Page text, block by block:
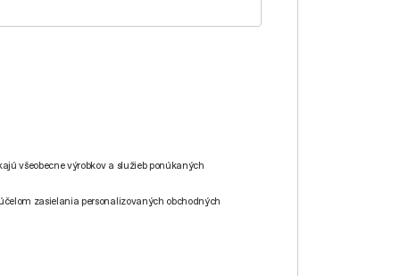
všeobecne výrobkov a služieb ponúkaných
zasielania personalizovaných obchodných